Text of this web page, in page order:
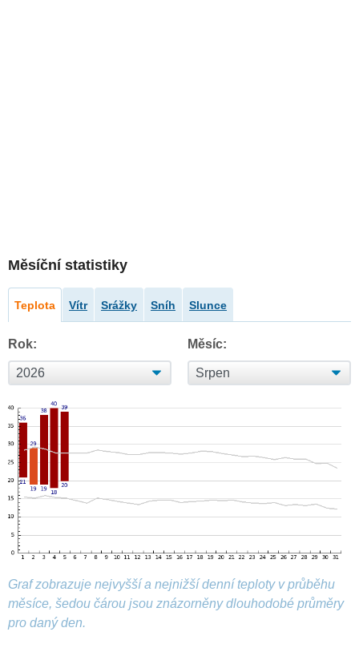
Měsíční statistiky
Teplota Vítr Srážky Sníh Slunce
Rok: Měsíc:
Graf zobrazuje nejvyšší a nejnižší denní teploty v průběhu
měsíce, šedou čárou jsou znázorněny dlouhodobé průměry
pro daný den.